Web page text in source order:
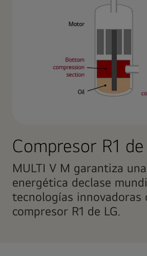
Compresor R1 de
MULTI V M garantiza
energética declase
tecnologías innovadoras
compresor R1 de LG.